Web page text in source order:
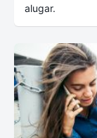
alugar.